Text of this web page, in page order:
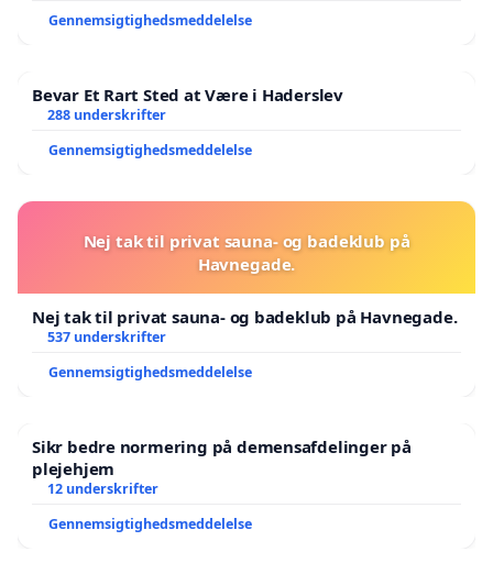
Gennemsigtighedsmeddelelse
Bevar Et Rart Sted at Være i Haderslev
288 underskrifter
Gennemsigtighedsmeddelelse
Nej tak til privat sauna- og badeklub på
Havnegade.
Nej tak til privat sauna- og badeklub på Havnegade.
537 underskrifter
Gennemsigtighedsmeddelelse
Sikr bedre normering på demensafdelinger på
plejehjem
12 underskrifter
Gennemsigtighedsmeddelelse